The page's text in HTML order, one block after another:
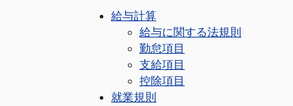
給与計算
給与に関する法規則
勤怠項目
支給項目
控除項目
就業規則